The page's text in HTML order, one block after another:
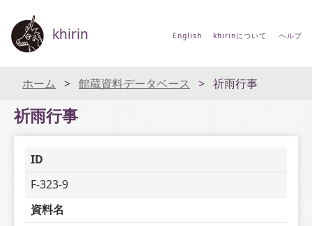
khirin English khirinについて ヘルプ
ホーム 館蔵資料データベース 祈雨行事
祈雨行事
ID
F-323-9
資料名